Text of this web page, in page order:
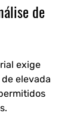
de
exige
elevada